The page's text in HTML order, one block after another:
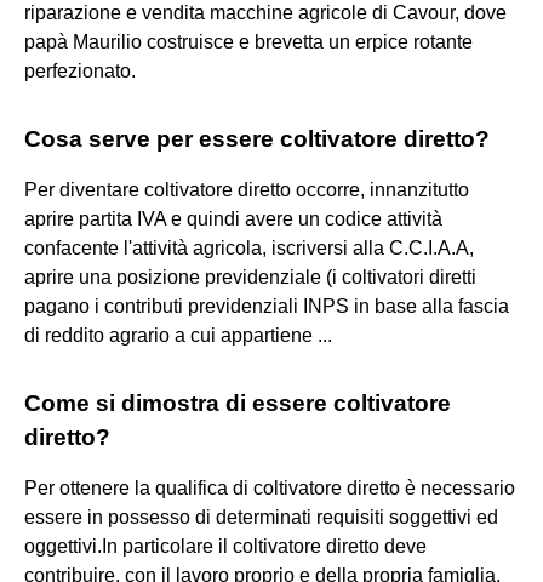
riparazione e vendita macchine agricole di Cavour, dove
papà Maurilio costruisce e brevetta un erpice rotante
perfezionato.
Cosa serve per essere coltivatore diretto?
Per diventare coltivatore diretto occorre, innanzitutto
aprire partita IVA e quindi avere un codice attività
confacente l'attività agricola, iscriversi alla C.C.I.A.A,
aprire una posizione previdenziale (i coltivatori diretti
pagano i contributi previdenziali INPS in base alla fascia
di reddito agrario a cui appartiene ...
Come si dimostra di essere coltivatore
diretto?
Per ottenere la qualifica di coltivatore diretto è necessario
essere in possesso di determinati requisiti soggettivi ed
oggettivi.In particolare il coltivatore diretto deve
contribuire, con il lavoro proprio e della propria famiglia,